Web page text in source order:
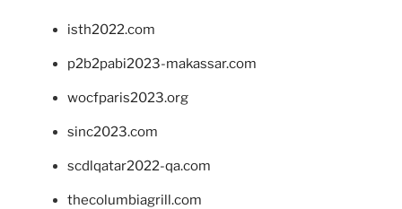
isth2022.com
p2b2pabi2023-makassar.com
wocfparis2023.org
sinc2023.com
scdlqatar2022-qa.com
thecolumbiagrill.com